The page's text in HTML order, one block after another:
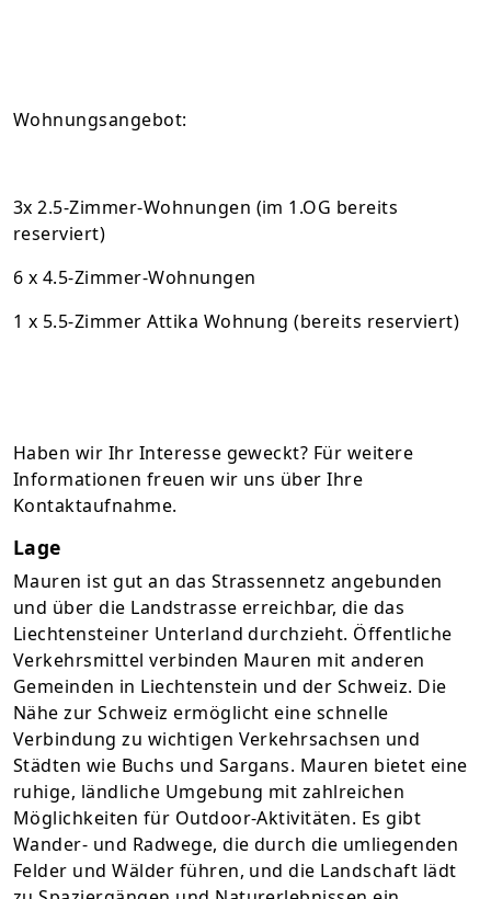
Wohnungsangebot:
3x 2.5-Zimmer-Wohnungen (im 1.OG bereits
reserviert)
6 x 4.5-Zimmer-Wohnungen
1 x 5.5-Zimmer Attika Wohnung (bereits reserviert)
Haben wir Ihr Interesse geweckt? Für weitere
Informationen freuen wir uns über Ihre
Kontaktaufnahme.
Lage
Mauren ist gut an das Strassennetz angebunden
und über die Landstrasse erreichbar, die das
Liechtensteiner Unterland durchzieht. Öffentliche
Verkehrsmittel verbinden Mauren mit anderen
Gemeinden in Liechtenstein und der Schweiz. Die
Nähe zur Schweiz ermöglicht eine schnelle
Verbindung zu wichtigen Verkehrsachsen und
Städten wie Buchs und Sargans. Mauren bietet eine
ruhige, ländliche Umgebung mit zahlreichen
Möglichkeiten für Outdoor-Aktivitäten. Es gibt
Wander- und Radwege, die durch die umliegenden
Felder und Wälder führen, und die Landschaft lädt